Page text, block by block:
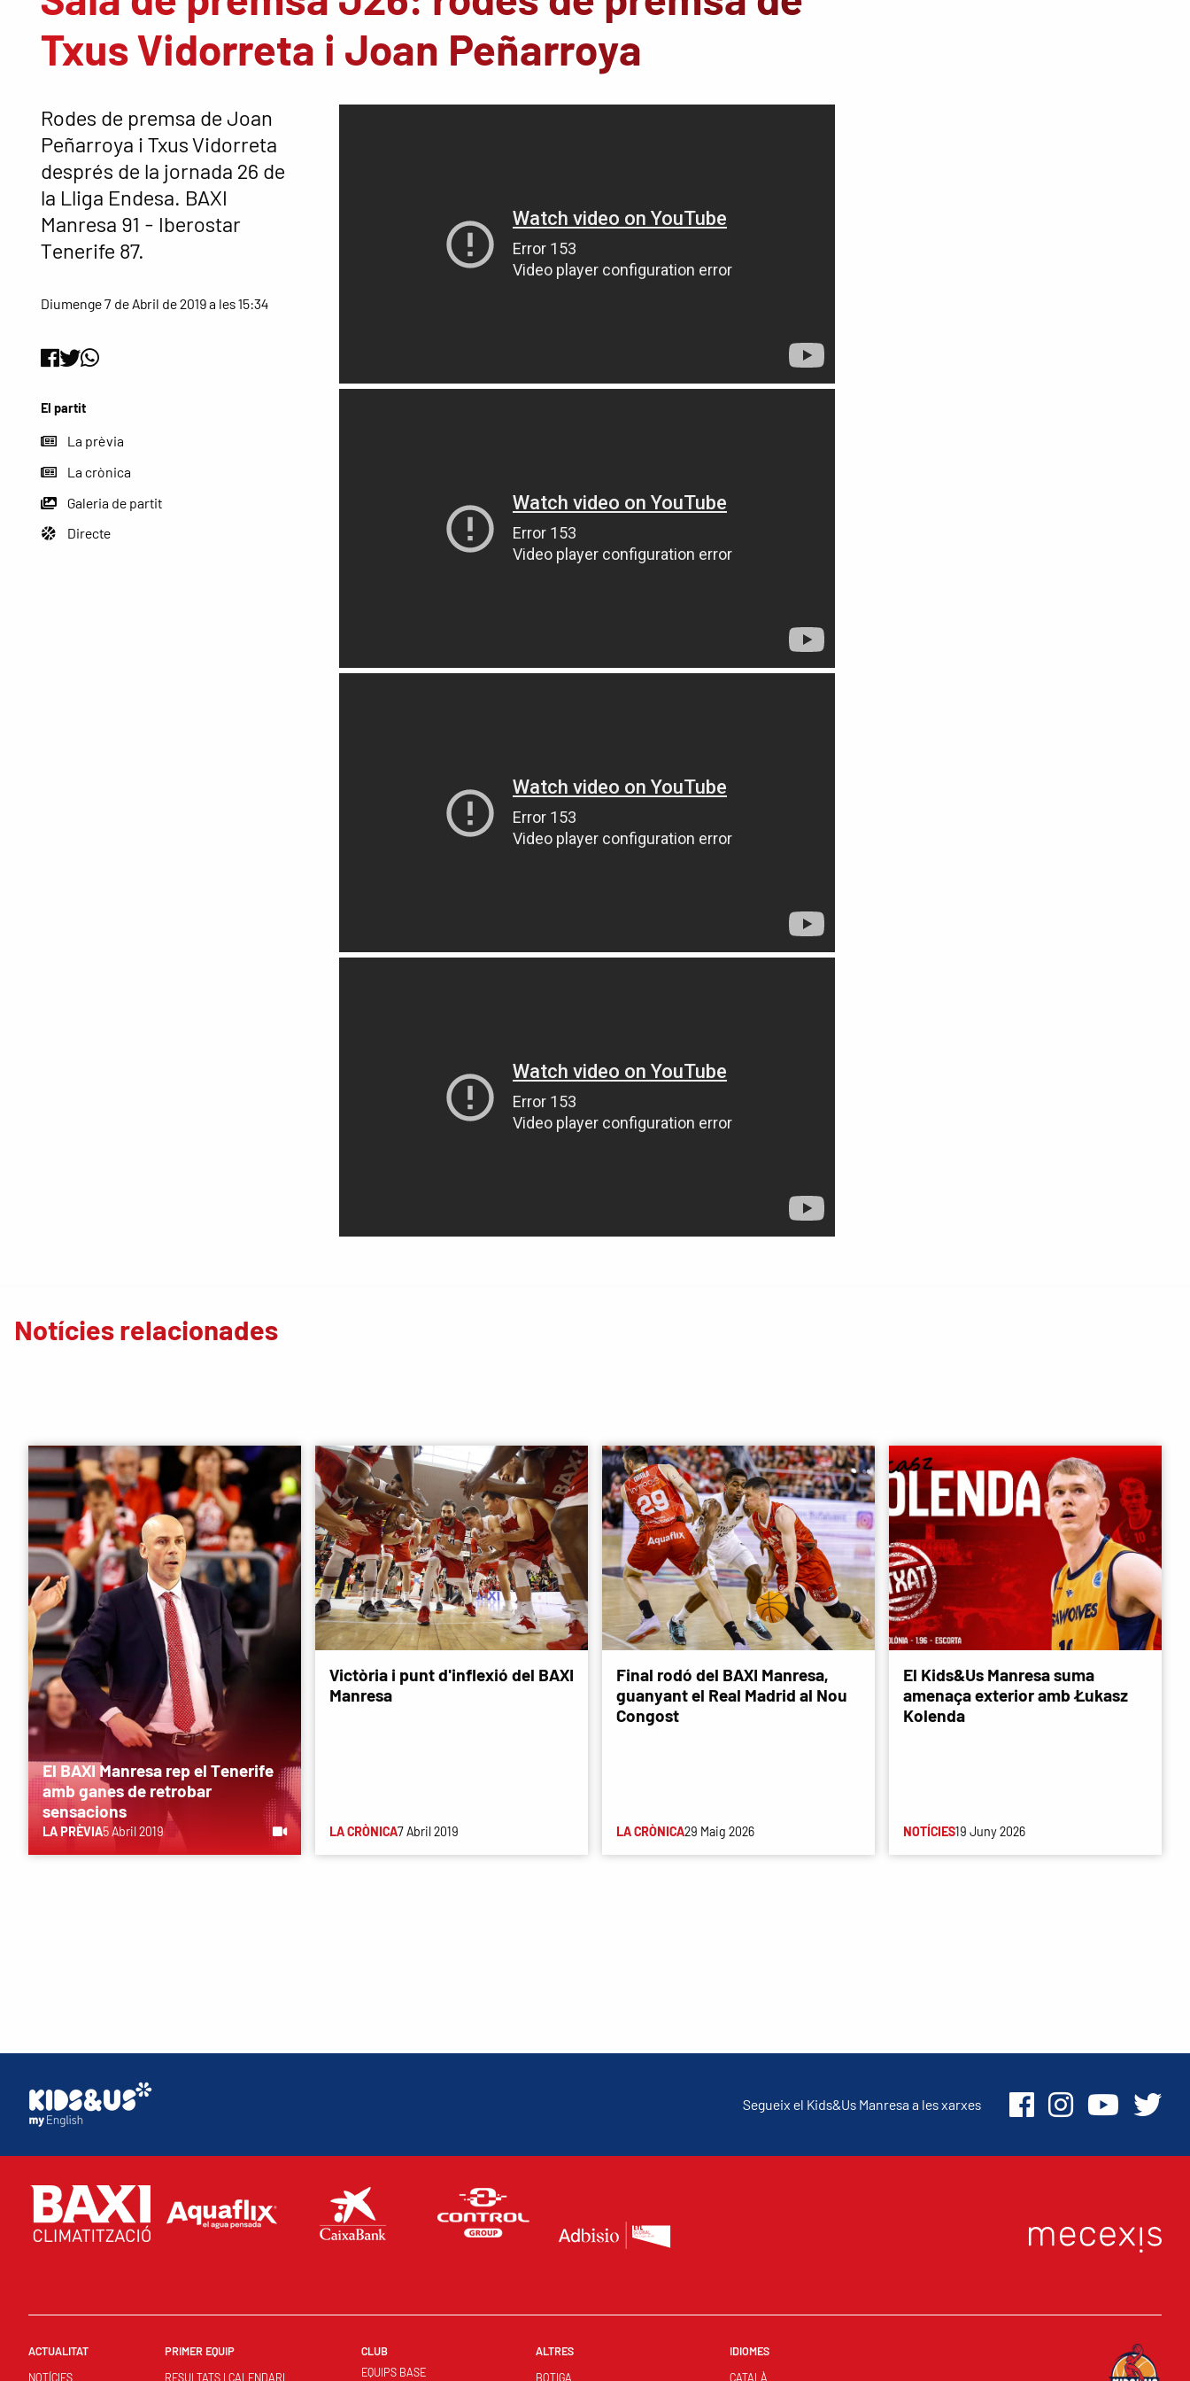
Txus Vidorreta i Joan Peñarroya
Rodes de premsa de Joan
Peñarroya i Txus Vidorreta
després de la jornada 26 de
la Lliga Endesa. BAXI
Manresa 91 - Iberostar
Tenerife 87.
Diumenge 7 de Abril de 2019 a les 15:34
El partit
La prèvia
La crònica
Galeria de partit
Directe
Notícies relacionades
El BAXI Manresa rep el Tenerife
amb ganes de retrobar
sensacions
LA PRÈVIA5 Abril 2019
Victòria i punt d'inflexió del BAXI
Manresa
LA CRÒNICA7 Abril 2019
Final rodó del BAXI Manresa,
guanyant el Real Madrid al Nou
Congost
LA CRÒNICA29 Maig 2026
El Kids&Us Manresa suma
amenaça exterior amb Łukasz
Kolenda
NOTÍCIES19 Juny 2026
Segueix el Kids&Us Manresa a les xarxes
ACTUALITAT
NOTÍCIES
PRIMER EQUIP
RESULTATS I CALENDARI
CLUB
EQUIPS BASE
ALTRES
BOTIGA
IDIOMES
CATALÀ